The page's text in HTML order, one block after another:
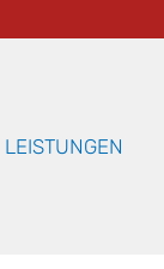
LEISTUNGEN